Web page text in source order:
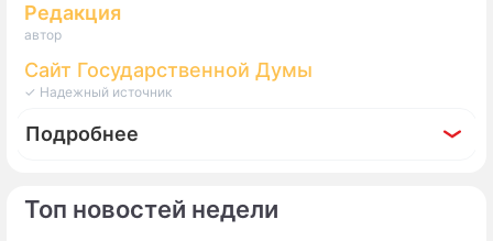
Топ новостей недели
Редакция
автор
Сайт Государственной Думы
✓ Надежный источник
Подробнее